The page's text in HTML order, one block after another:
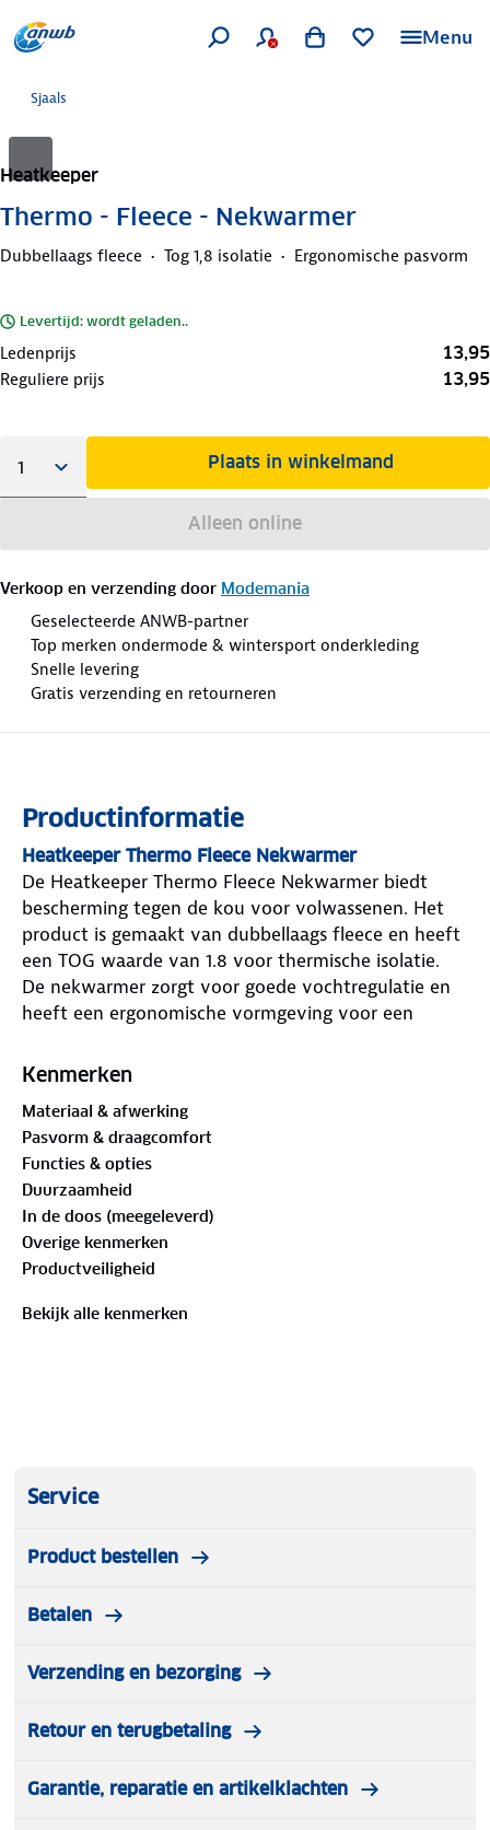
Menu
Sjaals
Heatkeeper
Thermo - Fleece - Nekwarmer
Dubbellaags fleece Tog 1,8 isolatie Ergonomische pasvorm
Levertijd: wordt geladen..
Ledenprijs 13,95
Reguliere prijs 13,95
Plaats in winkelmand
Alleen online
Verkoop en verzending door Modemania
Geselecteerde ANWB-partner
Top merken ondermode & wintersport onderkleding
Snelle levering
Gratis verzending en retourneren
Productinformatie
Heatkeeper Thermo Fleece Nekwarmer
De Heatkeeper Thermo Fleece Nekwarmer biedt
bescherming tegen de kou voor volwassenen. Het
product is gemaakt van dubbellaags fleece en heeft
een TOG waarde van 1.8 voor thermische isolatie.
De nekwarmer zorgt voor goede vochtregulatie en
heeft een ergonomische vormgeving voor een
mogelijk de nekwarmer naar wens aan te passen.
Heatkeeper Thermo Fleece Nekwarmer
Merk:Heatkeeper
Inhoud: 1 Thermo Nekwarmer voor volwassenen
Maat:One Size
Materiaal: Dubbellaags Fleece
TOG waarde 1.8
Goede vochtregulatie
Voorzien van trekkoord
Kenmerken
Materiaal & afwerking
Pasvorm & draagcomfort
Functies & opties
Duurzaamheid
In de doos (meegeleverd)
Overige kenmerken
Productveiligheid
Bekijk alle kenmerken
Service
Product bestellen
Betalen
Verzending en bezorging
Retour en terugbetaling
Garantie, reparatie en artikelklachten